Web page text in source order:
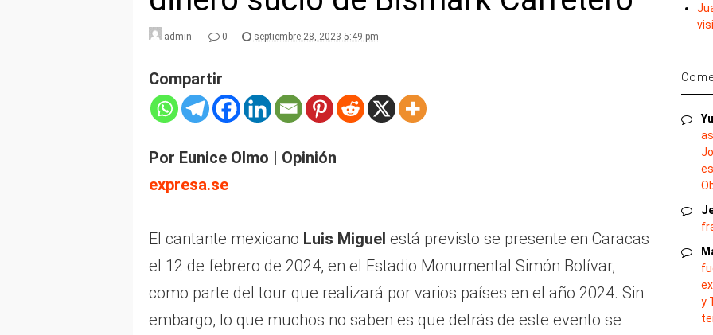
admin 0 septiembre 28, 2023 5:49 pm
Compartir
Por Eunice Olmo | Opinión
expresa.se
El cantante mexicano Luis Miguel está previsto se presente en Caracas
el 12 de febrero de 2024, en el Estadio Monumental Simón Bolívar,
como parte del tour que realizará por varios países en el año 2024. Sin
embargo, lo que muchos no saben es que detrás de este evento se
y